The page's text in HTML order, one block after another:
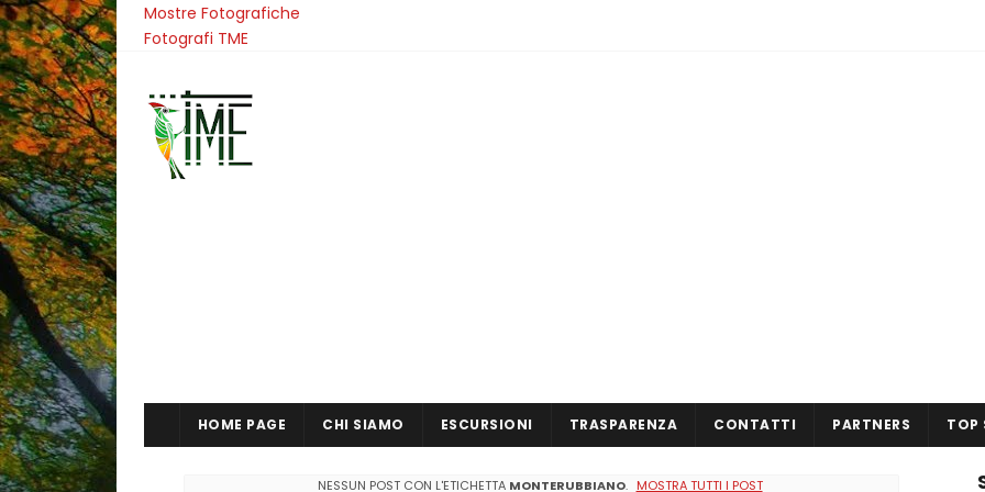
Mostre Fotografiche
Fotografi TME
HOME PAGE CHI SIAMO ESCURSIONI TRASPARENZA CONTATTI PARTNERS TOP
NESSUN POST CON L'ETICHETTA MONTERUBBIANO. MOSTRA TUTTI I POST